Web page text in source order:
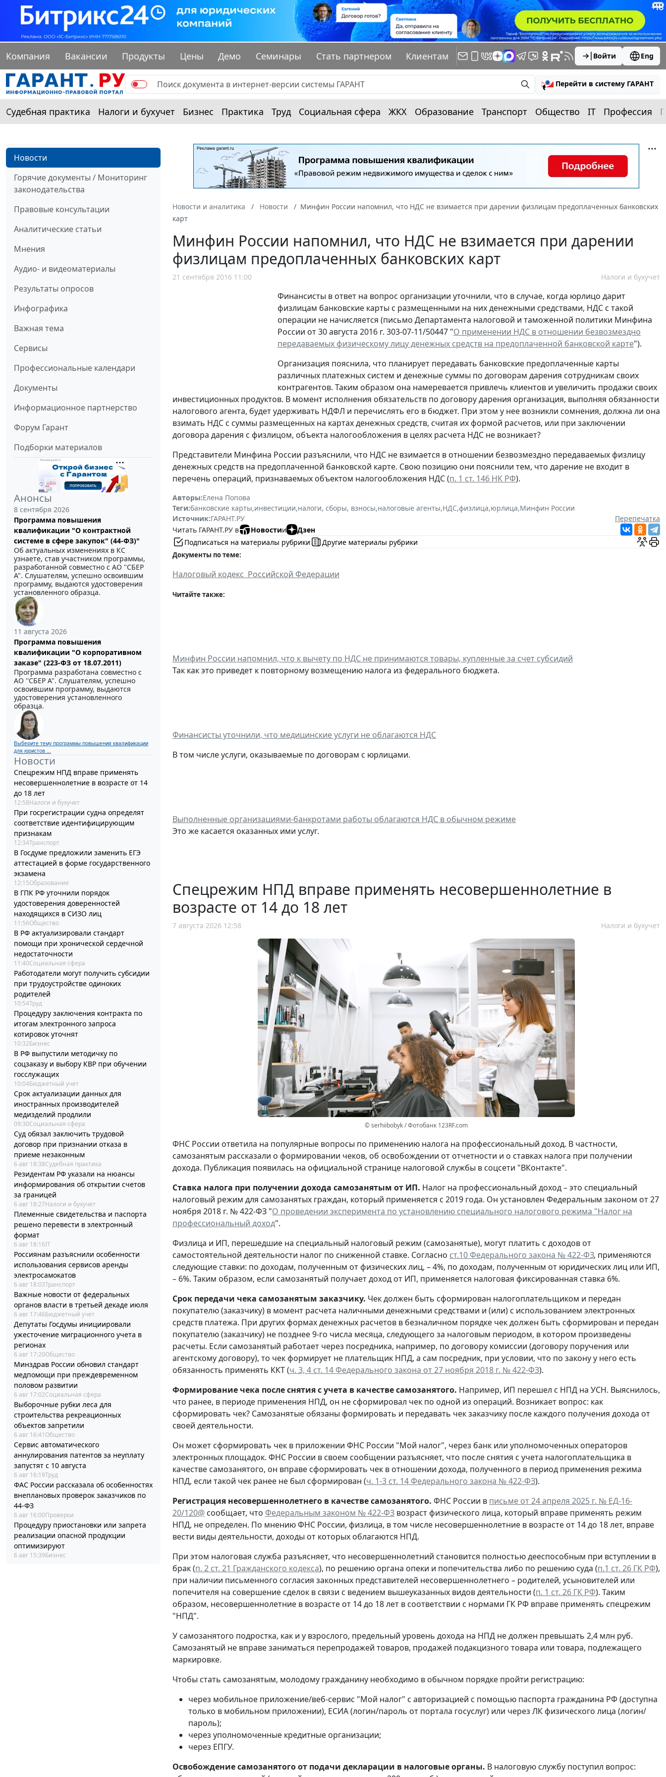
Компания Вакансии Продукты Цены Демо Семинары Стать партнером Клиентам Войти Eng
Перейти в систему ГАРАНТ
Судебная практика Налоги и бухучет Бизнес Практика Труд Социальная сфера ЖКХ Образование Транспорт Общество IT Профессия
Новости
Горячие документы / Мониторинг
законодательства
Правовые консультации
Аналитические статьи
Мнения
Аудио- и видеоматериалы
Результаты опросов
Инфографика
Важная тема
Сервисы
Профессиональные календари
Документы
Информационное партнерство
Форум Гарант
Подборки материалов
Анонсы
8 сентября 2026
Программа повышения
квалификации "О контрактной
системе в сфере закупок" (44-ФЗ)"
Об актуальных изменениях в КС
узнаете, став участником программы,
разработанной совместно с АО ''СБЕР
А". Слушателям, успешно освоившим
программу, выдаются удостоверения
установленного образца.
11 августа 2026
Программа повышения
квалификации "О корпоративном
заказе" (223-ФЗ от 18.07.2011)
Программа разработана совместно с
АО ''СБЕР А". Слушателям, успешно
освоившим программу, выдаются
удостоверения установленного
образца.
Выберите тему программы повышения квалификации
для юристов ...
Новости
Спецрежим НПД вправе применять
несовершеннолетние в возрасте от 14
до 18 лет
12:58Налоги и бухучет
При госрегистрации судна определят
соответствие идентифицирующим
признакам
12:34Транспорт
В Госдуме предложили заменить ЕГЭ
аттестацией в форме государственного
экзамена
12:15Образование
В ГПК РФ уточнили порядок
удостоверения доверенностей
находящихся в СИЗО лиц
11:56Общество
В РФ актуализировали стандарт
помощи при хронической сердечной
недостаточности
11:40Социальная сфера
Работодатели могут получить субсидии
при трудоустройстве одиноких
родителей
10:54Труд
Процедуру заключения контракта по
итогам электронного запроса
котировок уточнят
10:32Бизнес
В РФ выпустили методичку по
соцзаказу и выбору КВР при обучении
госслужащих
10:04Бюджетный учет
Срок актуализации данных для
иностранных производителей
медизделий продлили
09:30Социальная сфера
Суд обязал заключить трудовой
договор при признании отказа в
приеме незаконным
6 авг 18:38Судебная практика
Резидентам РФ указали на нюансы
информирования об открытии счетов
за границей
6 авг 18:27Налоги и бухучет
Племенные свидетельства и паспорта
решено перевести в электронный
формат
6 авг 18:16IT
Россиянам разъяснили особенности
использования сервисов аренды
электросамокатов
6 авг 18:03Транспорт
Важные новости от федеральных
органов власти в третьей декаде июля
6 авг 17:46Бюджетный учет
Депутаты Госдумы инициировали
ужесточение миграционного учета в
регионах
6 авг 17:20Общество
Минздрав России обновил стандарт
медпомощи при преждевременном
половом развитии
6 авг 17:02Социальная сфера
Выборочные рубки леса для
строительства рекреационных
объектов запретили
6 авг 16:41 Общество
Сервис автоматического
аннулирования патентов за неуплату
запустят с 10 августа
6 авг 16:19Труд
ФАС России рассказала об особенностях
внеплановых проверок заказчиков по
44-ФЗ
6 авг 16:00Проверки
Процедуру приостановки или запрета
реализации опасной продукции
оптимизируют
6 авг 15:39Бизнес
Новости и аналитика Новости
Минфин России напомнил, что НДС не взимается при дарении физлицам предоплаченных банковских
карт
Минфин России напомнил, что НДС не взимается при дарении
физлицам предоплаченных банковских карт
21 сентября 2016 11:00 Налоги и бухучет
Финансисты в ответ на вопрос организации уточнили, что в случае, когда юрлицо дарит
физлицам банковские карты с размещенными на них денежными средствами, НДС с такой
операции не начисляется (письмо Департамента налоговой и таможенной политики Минфина
России от 30 августа 2016 г. 303-07-11/50447 "О применении НДС в отношении безвозмездно
передаваемых физическому лицу денежных средств на предоплаченной банковской карте").
Организация пояснила, что планирует передавать банковские предоплаченные карты
различных платежных систем и денежные суммы по договорам дарения сотрудникам своих
контрагентов. Таким образом она намеревается привлечь клиентов и увеличить продажи своих
инвестиционных продуктов. В момент исполнения обязательств по договору дарения организация, выполняя обязанности
налогового агента, будет удерживать НДФЛ и перечислять его в бюджет. При этом у нее возникли сомнения, должна ли она
взимать НДС с суммы размещенных на картах денежных средств, считая их формой расчетов, или при заключении
договора дарения с физлицом, объекта налогообложения в целях расчета НДС не возникает?
Представители Минфина России разъяснили, что НДС не взимается в отношении безвозмездно передаваемых физлицу
денежных средств на предоплаченной банковской карте. Свою позицию они пояснили тем, что дарение не входит в
перечень операций, признаваемых объектом налогообложения НДС (п. 1 ст. 146 НК РФ).
Авторы:Елена Попова
Теги:банковские карты,инвестиции,налоги, сборы, взносы,налоговые агенты,НДС,физлица,юрлица,Минфин России
Источник:ГАРАНТ.РУ
Перепечатка
Читать ГАРАНТ.РУ в
Новостии
Дзен
Подписаться на материалы рубрики
Другие материалы рубрики
Документы по теме:
Налоговый кодекс Российской Федерации
Читайте также:
Минфин России напомнил, что к вычету по НДС не принимаются товары, купленные за счет субсидий
Так как это приведет к повторному возмещению налога из федерального бюджета.
Финансисты уточнили, что медицинские услуги не облагаются НДС
В том числе услуги, оказываемые по договорам с юрлицами.
Выполненные организациями-банкротами работы облагаются НДС в обычном режиме
Это же касается оказанных ими услуг.
Спецрежим НПД вправе применять несовершеннолетние в
возрасте от 14 до 18 лет
7 августа 2026 12:58 Налоги и бухучет
© serhiibobyk / Фотобанк 123RF.com
ФНС России ответила на популярные вопросы по применению налога на профессиональный доход. В частности,
самозанятым рассказали о формировании чеков, об освобождении от отчетности и о ставках налога при получении
дохода. Публикация появилась на официальной странице налоговой службы в соцсети "ВКонтакте".
Ставка налога при получении дохода самозанятым от ИП. Налог на профессиональный доход – это специальный
налоговый режим для самозанятых граждан, который применяется с 2019 года. Он установлен Федеральным законом от 27
ноября 2018 г. № 422-ФЗ "О проведении эксперимента по установлению специального налогового режима "Налог на
профессиональный доход".
Физлица и ИП, перешедшие на специальный налоговый режим (самозанятые), могут платить с доходов от
самостоятельной деятельности налог по сниженной ставке. Согласно ст.10 Федерального закона № 422-ФЗ, применяются
следующие ставки: по доходам, полученным от физических лиц, – 4%, по доходам, полученным от юридических лиц или ИП,
– 6%. Таким образом, если самозанятый получает доход от ИП, применяется налоговая фиксированная ставка 6%.
Срок передачи чека самозанятым заказчику. Чек должен быть сформирован налогоплательщиком и передан
покупателю (заказчику) в момент расчета наличными денежными средствами и (или) с использованием электронных
средств платежа. При других формах денежных расчетов в безналичном порядке чек должен быть сформирован и передан
покупателю (заказчику) не позднее 9-го числа месяца, следующего за налоговым периодом, в котором произведены
расчеты. Если самозанятый работает через посредника, например, по договору комиссии (договору поручения или
агентскому договору), то чек формирует не плательщик НПД, а сам посредник, при условии, что по закону у него есть
обязанность применять ККТ (ч. 3, 4 ст. 14 Федерального закона от 27 ноября 2018 г. № 422-ФЗ).
Формирование чека после снятия с учета в качестве самозанятого. Например, ИП перешел с НПД на УСН. Выяснилось,
что ранее, в периоде применения НПД, он не сформировал чек по одной из операций. Возникает вопрос: как
сформировать чек? Самозанятые обязаны формировать и передавать чек заказчику после каждого получения дохода от
своей деятельности.
Он может сформировать чек в приложении ФНС России "Мой налог", через банк или уполномоченных операторов
электронных площадок. ФНС России в своем сообщении разъясняет, что после снятия с учета налогоплательщика в
качестве самозанятого, он вправе сформировать чек в отношении дохода, полученного в период применения режима
НПД, если такой чек ранее не был сформирован (ч. 1-3 ст. 14 Федерального закона № 422-ФЗ).
Регистрация несовершеннолетнего в качестве самозанятого. ФНС России в письме от 24 апреля 2025 г. № ЕД-16-
20/120@ сообщает, что Федеральным законом № 422-ФЗ возраст физического лица, который вправе применять режим
НПД, не определен. По мнению ФНС России, физлица, в том числе несовершеннолетние в возрасте от 14 до 18 лет, вправе
вести виды деятельности, доходы от которых облагаются НПД.
При этом налоговая служба разъясняет, что несовершеннолетний становится полностью дееспособным при вступлении в
брак (п. 2 ст. 21 Гражданского кодекса), по решению органа опеки и попечительства либо по решению суда (п.1 ст. 26 ГК РФ),
при наличии письменного согласия законных представителей несовершеннолетнего – родителей, усыновителей или
попечителя на совершение сделок в связи с ведением вышеуказанных видов деятельности (п. 1 ст. 26 ГК РФ). Таким
образом, несовершеннолетние в возрасте от 14 до 18 лет в соответствии с нормами ГК РФ вправе применять спецрежим
"НПД".
У самозанятого подростка, как и у взрослого, предельный уровень дохода на НПД не должен превышать 2,4 млн руб.
Самозанятый не вправе заниматься перепродажей товаров, продажей подакцизного товара или товара, подлежащего
маркировке.
Чтобы стать самозанятым, молодому гражданину необходимо в обычном порядке пройти регистрацию:
через мобильное приложение/веб-сервис "Мой налог" с авторизацией с помощью паспорта гражданина РФ (доступна
только в мобильном приложении), ЕСИА (логин/пароль от портала госуслуг) или через ЛК физического лица (логин/
пароль);
через уполномоченные кредитные организации;
через ЕПГУ.
Освобождение самозанятого от подачи декларации в налоговые органы. В налоговую службу поступил вопрос: